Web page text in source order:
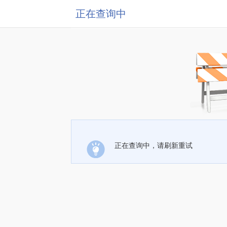
正在查询中
正在查询中，请刷新重试